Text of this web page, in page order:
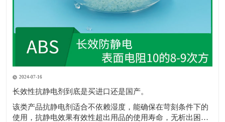
2024-07-16
长效性抗静电剂到底是买进口还是国产。
该类产品抗静电剂​适合不依赖湿度，能确保在苛刻条件下的
使用，抗静电效果有效性超出用品的使用寿命，无析出困